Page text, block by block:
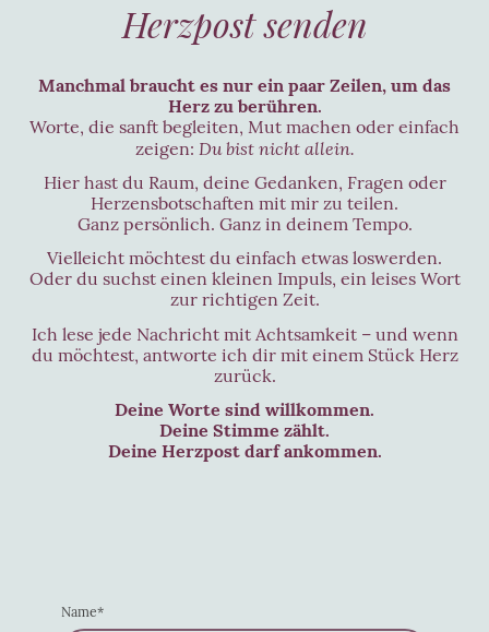
Herzpost senden
Manchmal braucht es nur ein paar Zeilen, um das
Herz zu berühren.
Worte, die sanft begleiten, Mut machen oder einfach
zeigen: Du bist nicht allein.
Hier hast du Raum, deine Gedanken, Fragen oder
Herzensbotschaften mit mir zu teilen.
Ganz persönlich. Ganz in deinem Tempo.
Vielleicht möchtest du einfach etwas loswerden.
Oder du suchst einen kleinen Impuls, ein leises Wort
zur richtigen Zeit.
Ich lese jede Nachricht mit Achtsamkeit – und wenn
du möchtest, antworte ich dir mit einem Stück Herz
zurück.
Deine Worte sind willkommen.
Deine Stimme zählt.
Deine Herzpost darf ankommen.
Name*